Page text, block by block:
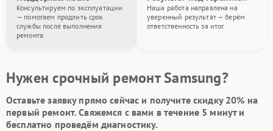
Консультируем по эксплуатации
— помогаем продлить срок
службы после выполнения
ремонта.
Наша работа направлена на
уверенный результат — берём
ответственность за итог.
Нужен срочный ремонт Samsung?
Оставьте заявкупрямо сейчас и получите скидку 20% на
первый ремонт. Свяжемся с вами в течение 5 минут и
бесплатно проведём диагностику.